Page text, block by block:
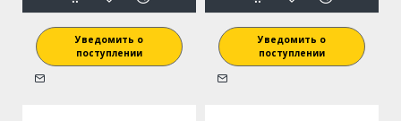
Уведомить о
поступлении
Уведомить о
поступлении